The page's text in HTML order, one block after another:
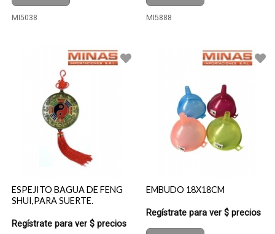
MI5038 MI5888
ESPEJITO BAGUA DE FENG
SHUI,PARA SUERTE.
Regístrate para ver $ precios
EMBUDO 18X18CM
Regístrate para ver $ precios